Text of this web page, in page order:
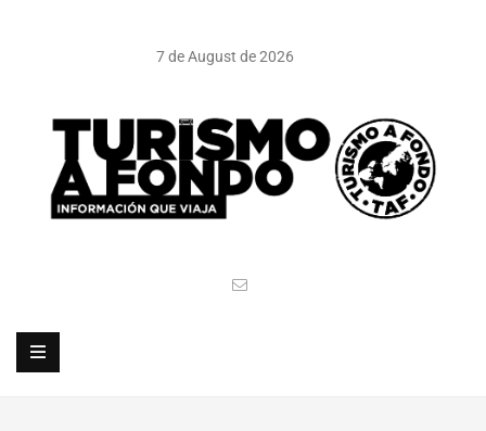
7 de August de 2026